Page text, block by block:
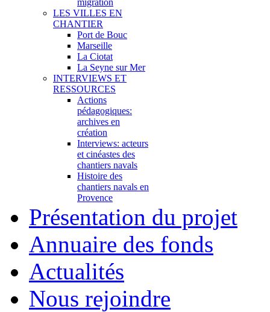
LES VILLES EN
CHANTIER
Port de Bouc
Marseille
La Ciotat
La Seyne sur Mer
INTERVIEWS ET
RESSOURCES
Actions
pédagogiques:
archives en
création
Interviews: acteurs
et cinéastes des
chantiers navals
Histoire des
chantiers navals en
Provence
Présentation du projet
Annuaire des fonds
Actualités
Nous rejoindre